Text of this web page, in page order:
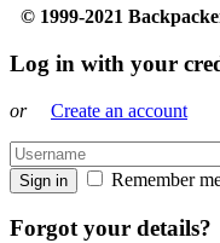
© 1999-2021
Log in with your
or Create an account
Sign in Remember
Forgot your details?